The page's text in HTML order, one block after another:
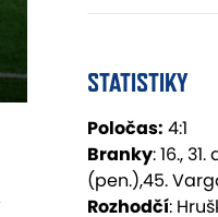
STATISTIKY
Poločas: 4:1
Branky: 16.,
(pen.),45.
Rozhodčí: